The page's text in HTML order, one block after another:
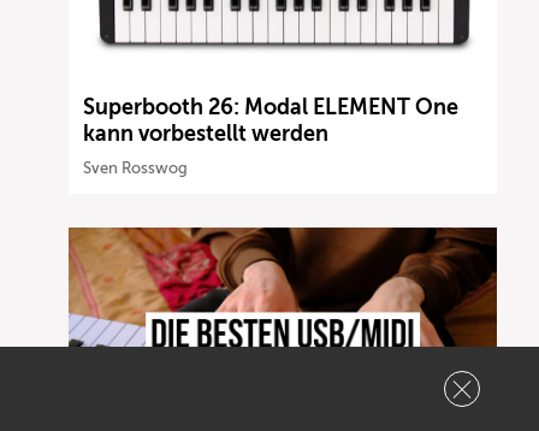
Superbooth 26: Modal ELEMENT One
kann vorbestellt werden
Sven Rosswog